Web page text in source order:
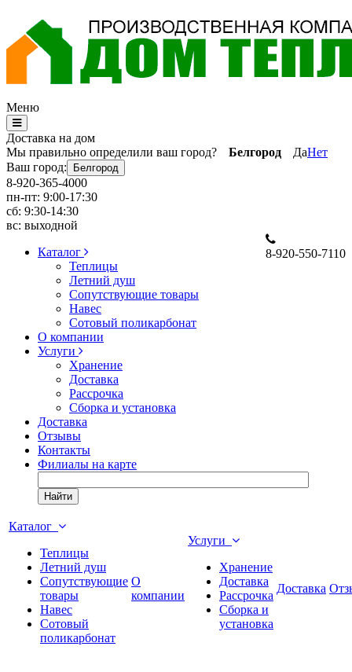
Меню
Доставка на дом
Мы правильно определили ваш город?
Белгород ДаНет
Ваш город:
Белгород
8-920-365-4000
пн-пт: 9:00-17:30
сб: 9:30-14:30
вс: выходной
8-920-550-7110
Каталог
Теплицы
Летний душ
Сопутствующие товары
Навес
Сотовый поликарбонат
О компании
Услуги
Хранение
Доставка
Рассрочка
Сборка и установка
Доставка
Отзывы
Контакты
Филиалы на карте
Найти
Каталог
Теплицы
Летний душ
Сопутствующие
товары
Навес
Сотовый
поликарбонат
О
компании
Услуги
Хранение
Доставка
Рассрочка
Сборка и
установка
Доставка